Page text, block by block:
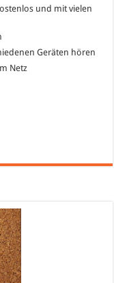
und mit vielen
Geräten hören
Netz